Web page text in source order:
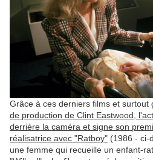
Grâce à ces derniers films et surtout
de production de Clint Eastwood,
derrière la caméra et signe son
réalisatrice avec "Ratboy" (1986 - ci-
une femme qui recueille un enfant-